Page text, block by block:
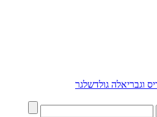
וגבריאלה גולדשלגר